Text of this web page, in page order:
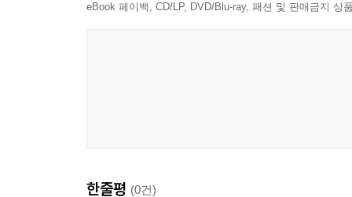
eBook 페이백, CD/LP, DVD/Blu-ray, 패션 및 판매금지 상
한줄평 (0건)